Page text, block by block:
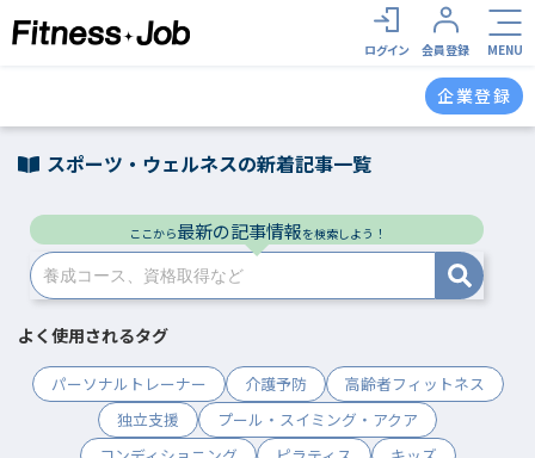
ログイン 会員登録 MENU
企業登録
スポーツ・ウェルネスの新着記事一覧
ここから最新の記事情報を検索しよう！
よく使用されるタグ
パーソナルトレーナー 介護予防
高齢者フィットネス
独立支援
プール・スイミング・アクア